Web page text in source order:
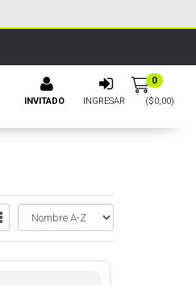
INVITADO INGRESAR
0
($0,00)